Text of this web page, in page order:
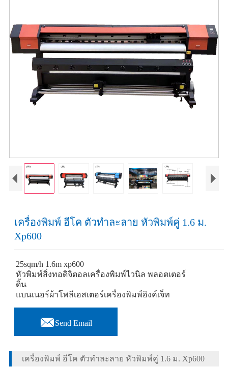
เครื่องพิมพ์ อีโค ตัวทำละลาย หัวพิมพ์คู่ 1.6 ม.
Xp600
25sqm/h 1.6m xp600
หัวพิมพ์สิ่งทอดิจิตอลเครื่องพิมพ์ไวนิล พลอตเตอร์
ดิ้น
แบนเนอร์ผ้าโพลีเอสเตอร์เครื่องพิมพ์อิงค์เจ็ท
Send Email
เครื่องพิมพ์ อีโค ตัวทำละลาย หัวพิมพ์คู่ 1.6 ม. Xp600